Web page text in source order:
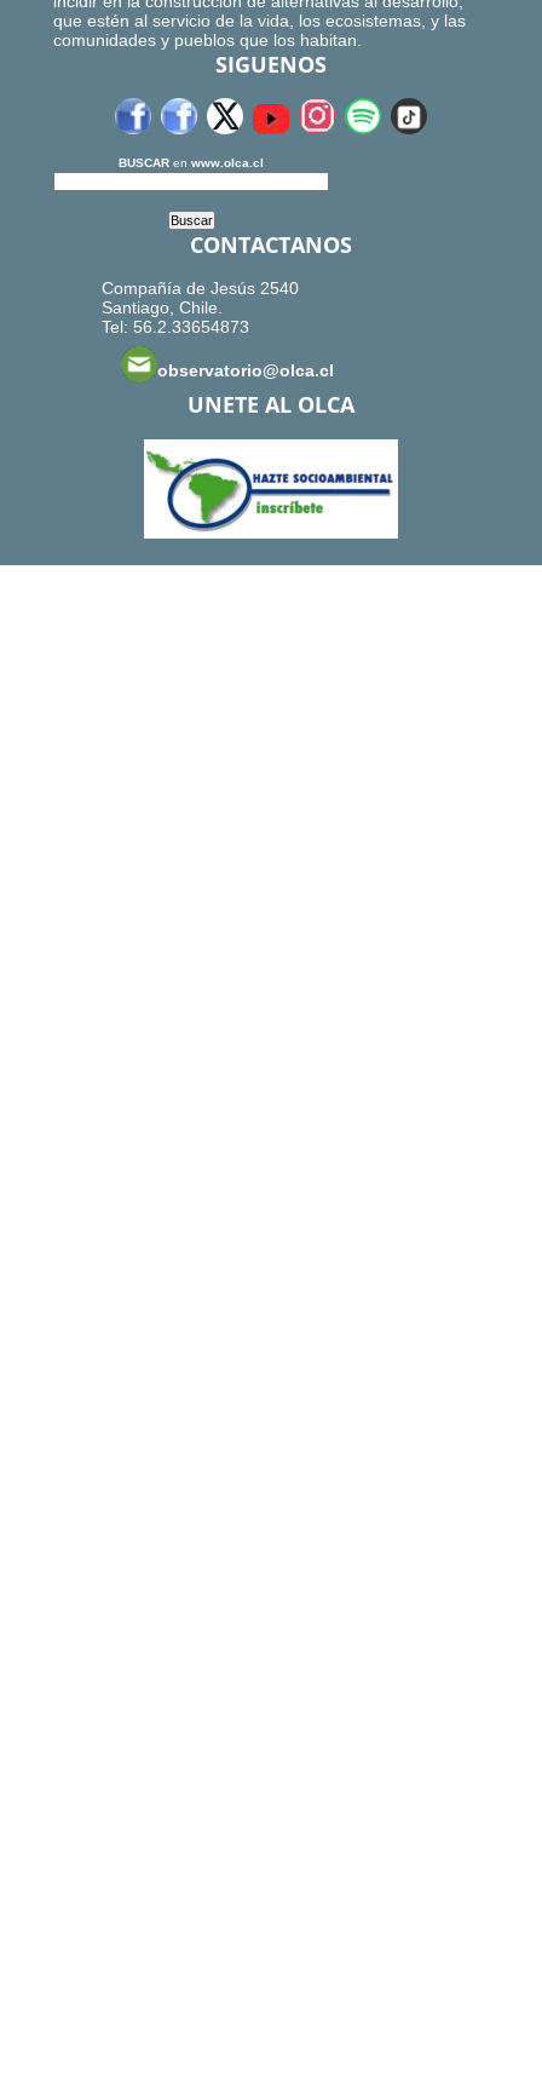
que estén al servicio de la vida, los ecosistemas, y las
comunidades y pueblos que los habitan.
SIGUENOS
BUSCAR en www.olca.cl
CONTACTANOS
Compañía de Jesús 2540
Santiago, Chile.
Tel: 56.2.33654873
observatorio@olca.cl
UNETE AL OLCA